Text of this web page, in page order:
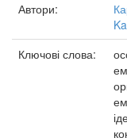
Автори:
Ключові слова: